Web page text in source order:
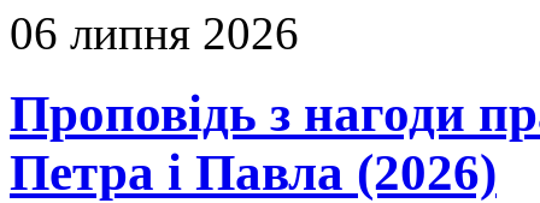
06 липня 2026
Проповідь з нагоди
Петра і Павла (2026)